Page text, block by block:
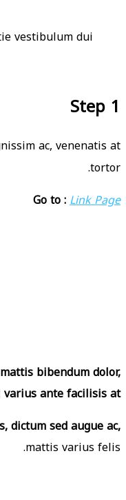
vestibulum dui
Step 1
ac, venenatis at
tortor.
Go to :Link Page
bibendum dolor,
varius ante facilisis at.
dictum sed augue ac,
mattis varius felis.